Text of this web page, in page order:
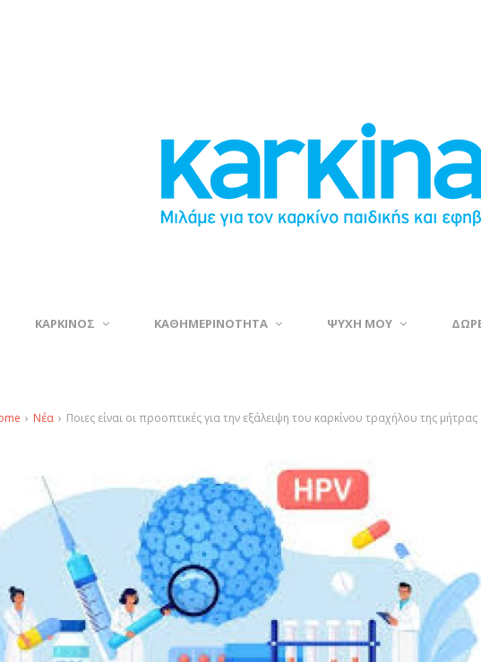
ΚΑΡΚΙΝΟΣ ΚΑΘΗΜΕΡΙΝΟΤΗΤΑ ΨΥΧΗ ΜΟΥ
› Νέα › Ποιες είναι οι προοπτικές για την εξάλειψη του καρκίνου τραχήλου της